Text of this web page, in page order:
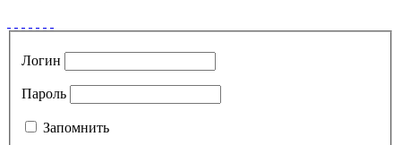
Логин
Пароль
Запомнить